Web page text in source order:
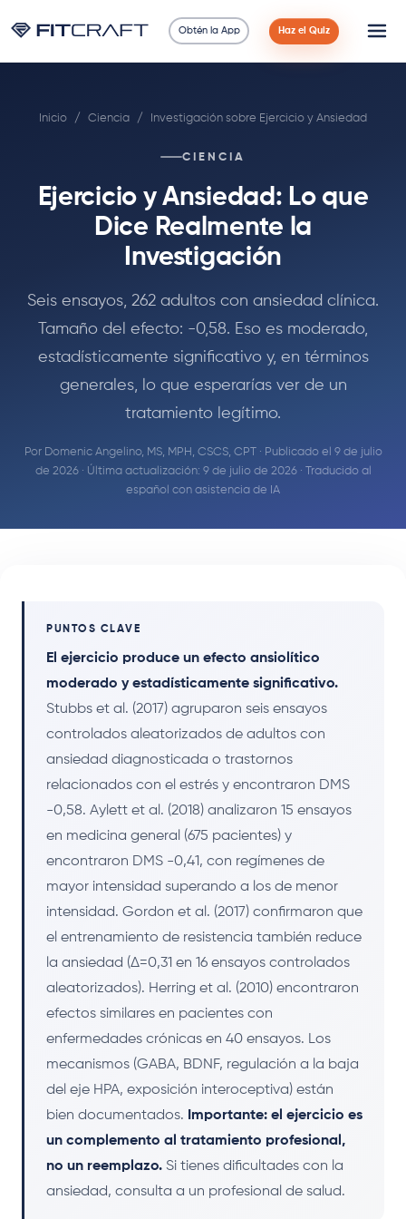
Obtén la App Haz el Quiz
Guías
Inicio / Ciencia / Investigación sobre Ejercicio y Ansiedad
CIENCIA
Ejercicio y Ansiedad: Lo que
Dice Realmente la
Investigación
Seis ensayos, 262 adultos con ansiedad clínica.
Tamaño del efecto: -0,58. Eso es moderado,
estadísticamente significativo y, en términos
generales, lo que esperarías ver de un
tratamiento legítimo.
Por Domenic Angelino, MS, MPH, CSCS, CPT· Publicado el 9 de julio
de 2026 · Última actualización: 9 de julio de 2026 · Traducido al
español con asistencia de IA
PUNTOS CLAVE
El ejercicio produce un efecto ansiolítico
moderado y estadísticamente significativo.
Stubbs et al. (2017) agruparon seis ensayos
controlados aleatorizados de adultos con
ansiedad diagnosticada o trastornos
relacionados con el estrés y encontraron DMS
-0,58. Aylett et al. (2018) analizaron 15 ensayos
en medicina general (675 pacientes) y
encontraron DMS -0,41, con regímenes de
mayor intensidad superando a los de menor
intensidad. Gordon et al. (2017) confirmaron que
el entrenamiento de resistencia también reduce
la ansiedad (Δ=0,31 en 16 ensayos controlados
aleatorizados). Herring et al. (2010) encontraron
efectos similares en pacientes con
enfermedades crónicas en 40 ensayos. Los
mecanismos (GABA, BDNF, regulación a la baja
del eje HPA, exposición interoceptiva) están
bien documentados.
Importante: el ejercicio es
un complemento al tratamiento profesional,
no un reemplazo. Si tienes dificultades con la
ansiedad, consulta a un profesional de salud.